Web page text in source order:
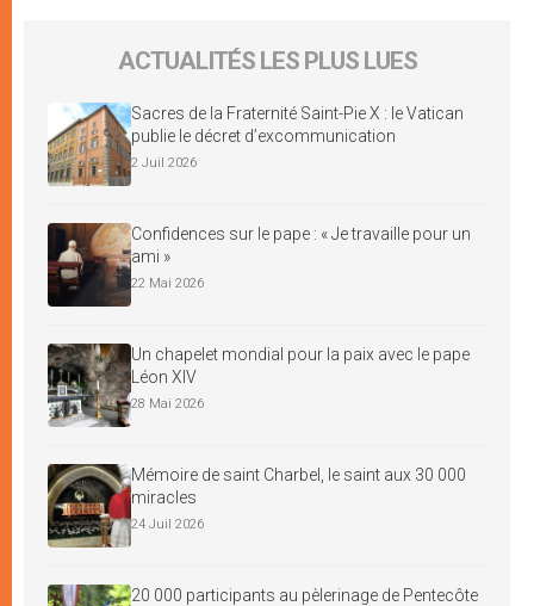
ACTUALITÉS LES PLUS LUES
Sacres de la Fraternité Saint-Pie X : le Vatican
publie le décret d’excommunication
2 Juil 2026
Confidences sur le pape : « Je travaille pour un
ami »
22 Mai 2026
Un chapelet mondial pour la paix avec le pape
Léon XIV
28 Mai 2026
Mémoire de saint Charbel, le saint aux 30 000
miracles
24 Juil 2026
20 000 participants au pèlerinage de Pentecôte